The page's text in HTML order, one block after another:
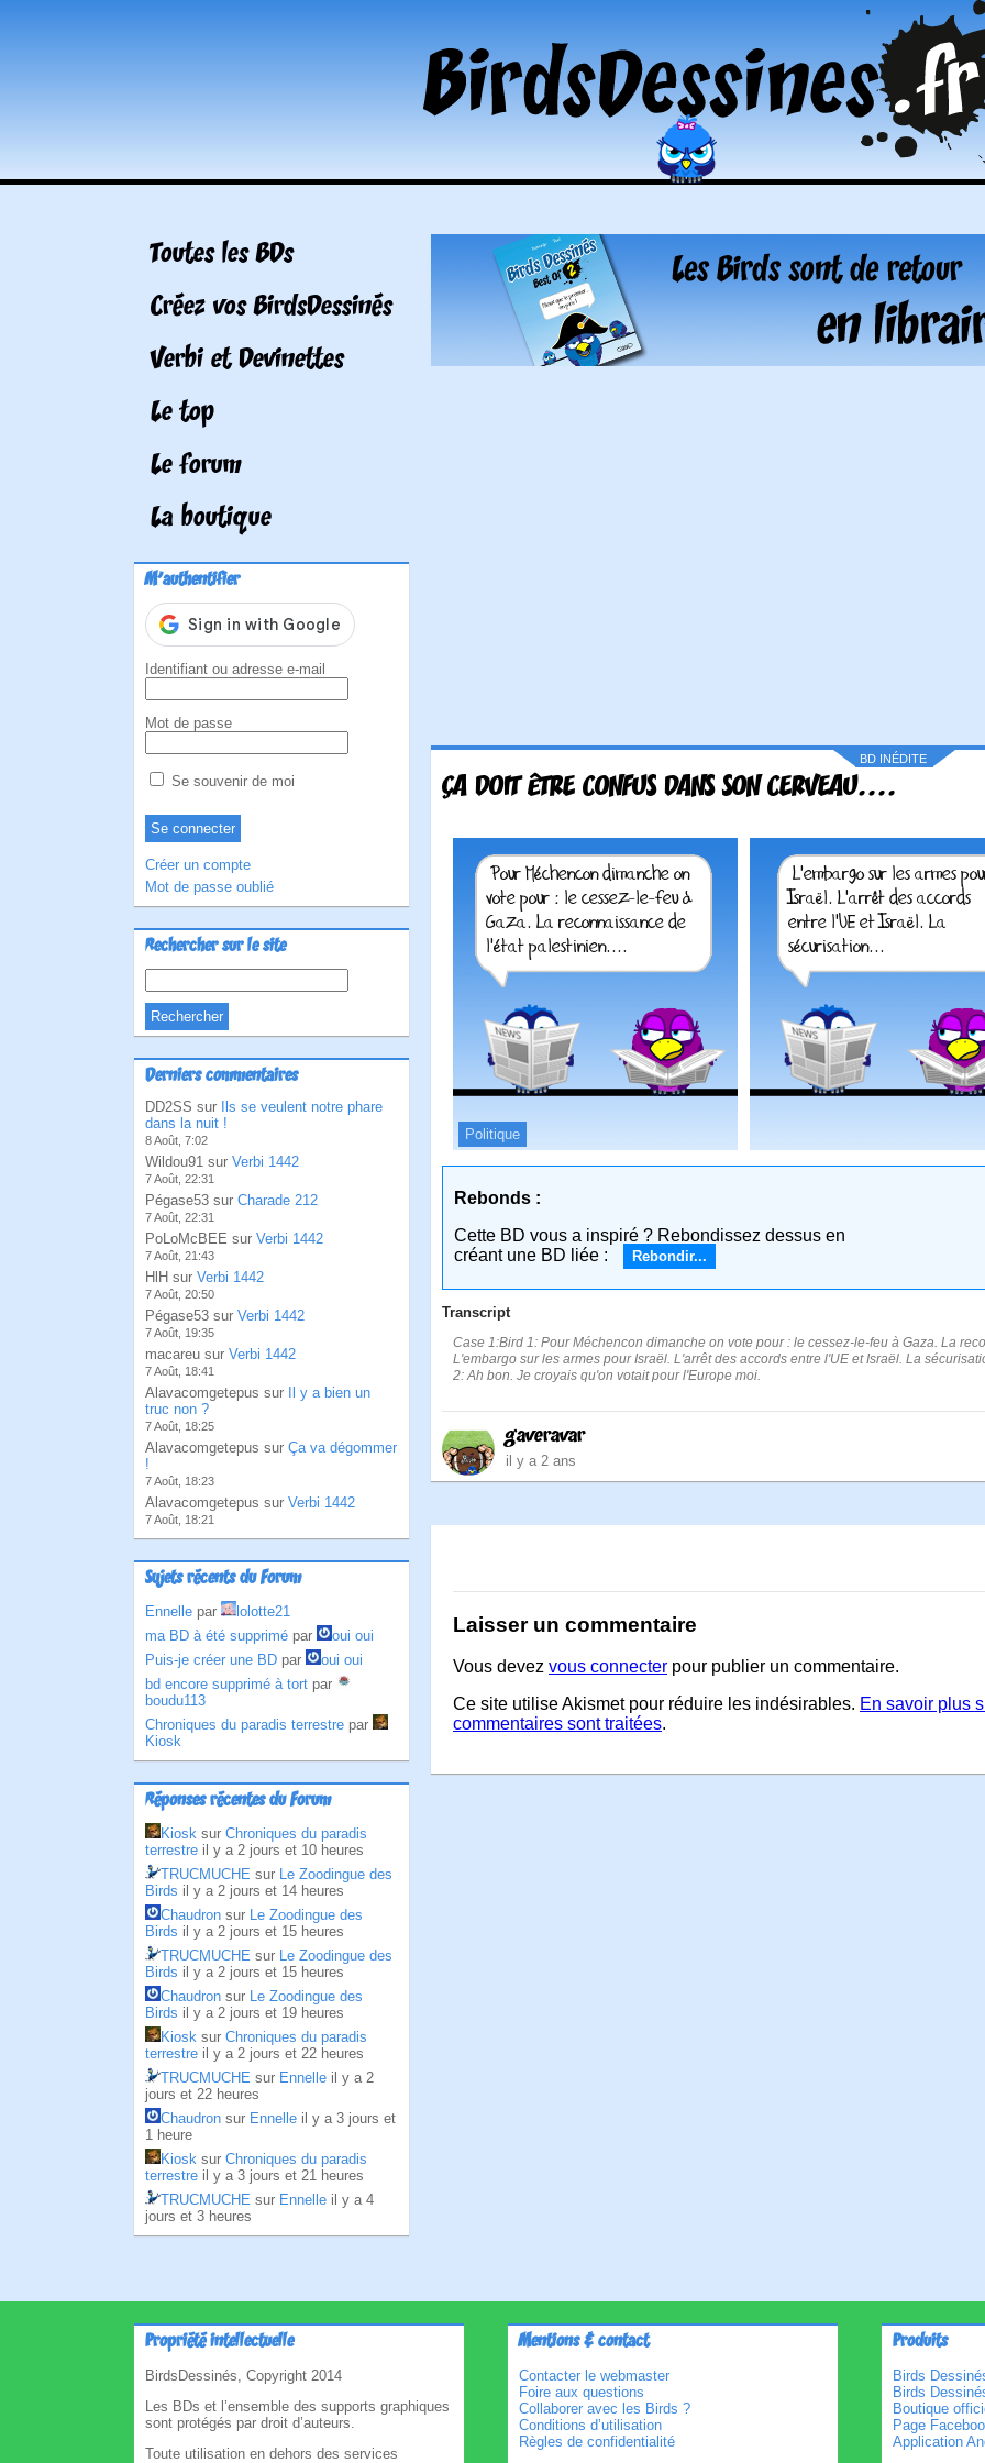
Toutes les BDs
Créez vos BirdsDessinés
Verbi et Devinettes
Le top
Le forum
La boutique
M'authentifier
Identifiant ou adresse e-mail
Mot de passe
Se souvenir de moi
Créer un compte
Mot de passe oublié
Rechercher sur le site
Derniers commentaires
DD2SS sur
Ils se veulent notre phare
dans la nuit !
8 Août, 7:02
Wildou91 sur Verbi 1442
7 Août, 22:31
Pégase53 sur Charade 212
7 Août, 22:31
PoLoMcBEE sur Verbi 1442
7 Août, 21:43
HlH sur Verbi 1442
7 Août, 20:50
Pégase53 sur Verbi 1442
7 Août, 19:35
macareu sur Verbi 1442
7 Août, 18:41
Alavacomgetepus sur
Il y a bien un
truc non ?
7 Août, 18:25
Alavacomgetepus sur Ça va dégommer
!
7 Août, 18:23
Alavacomgetepus sur Verbi 1442
7 Août, 18:21
Sujets récents du Forum
Ennelle par
lolotte21
ma BD à été supprimé par
oui oui
Puis-je créer une BD par
oui oui
bd encore supprimé à tort par
boudu113
Chroniques du paradis terrestre par
Kiosk
Réponses récentes du Forum
Kiosk sur Chroniques du paradis
terrestre il y a 2 jours et 10 heures
TRUCMUCHE sur Le Zoodingue des
Birds il y a 2 jours et 14 heures
Chaudron sur Le Zoodingue des
Birds il y a 2 jours et 15 heures
TRUCMUCHE sur Le Zoodingue des
Birds il y a 2 jours et 15 heures
Chaudron sur Le Zoodingue des
Birds il y a 2 jours et 19 heures
Kiosk sur Chroniques du paradis
terrestre il y a 2 jours et 22 heures
TRUCMUCHE sur Ennelle il y a 2
jours et 22 heures
Chaudron sur Ennelle il y a 3 jours et
1 heure
Kiosk sur Chroniques du paradis
terrestre il y a 3 jours et 21 heures
TRUCMUCHE sur Ennelle il y a 4
jours et 3 heures
BD INÉDITE
ÇA DOIT ÊTRE CONFUS DANS SON CERVEAU....
Politique
Rebonds :
Cette BD vous a inspiré ? Rebondissez dessus en
créant une BD liée :
Rebondir...
Transcript
Case 1:Bird 1: Pour Méchencon dimanche on vote pour : le cessez-le-feu à Gaza. La
L'embargo sur les armes pour Israël. L'arrêt des accords entre l'UE et Israël. La
2: Ah bon. Je croyais qu'on votait pour l'Europe moi.
gaveravar
il y a 2 ans
Laisser un commentaire
Vous devez vous connecter pour publier un commentaire.
Ce site utilise Akismet pour réduire les indésirables. En savoir plus
commentaires sont traitées.
Propriété intellectuelle
BirdsDessinés, Copyright 2014
Les BDs et l’ensemble des supports graphiques
sont protégés par droit d’auteurs.
Toute utilisation en dehors des services
Mentions & contact
Contacter le webmaster
Foire aux questions
Collaborer avec les Birds ?
Conditions d’utilisation
Règles de confidentialité
Produits
Birds
Birds
Boutique
Page
Application